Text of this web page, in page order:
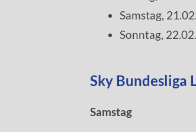
Samstag,
Sonntag,
Sky Bundesliga
Samstag